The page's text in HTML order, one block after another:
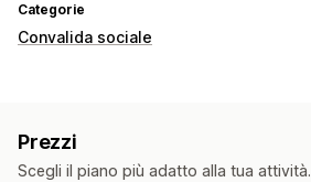
Categorie
Convalida sociale
Prezzi
Scegli il piano più adatto alla tua attività.